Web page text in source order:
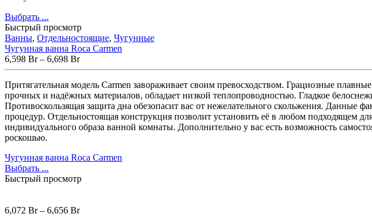
Lavinia Boho Set
Niagara(34)
Roca(31)
WasserKraft
Ваннбок (12)
Метакам(48)
Универсал(8)
Выбрать ...
Быстрый просмотр
Ванны, Отдельностоящие, Чугунные
Чугунная ванна Roca Carmen
6,598 Br– 6,698 Br
Притягательная модель Carmen завораживает своим превосходством. Грациозные
прочных и надёжных материалов, обладает низкой теплопроводностью. Гладкое
Противоскользящая защита дна обезопасит вас от нежелательного скольжения. Данные
процедур. Отдельностоящая конструкция позволит установить её в любом подходящем
индивидуального образа ванной комнаты. Дополнительно у вас есть возможность
роскошью.
Чугунная ванна Roca Carmen
Выбрать ...
Быстрый просмотр
6,072 Br– 6,656 Br